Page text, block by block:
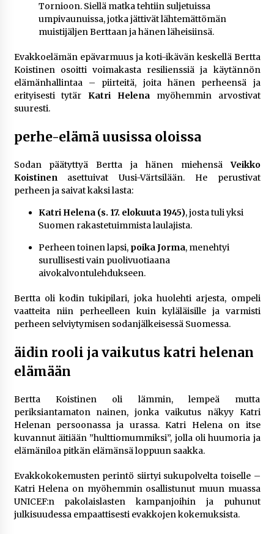
10 euron talletuskasinot ja pikamaksut: mitä
suomalaisten pelaajien on hyvä tietää
Tornioon. Siellä matka tehtiin suljetuissa
umpivaunuissa, jotka jättivät lähtemättömän
muistijäljen Berttaan ja hänen läheisiinsä.
Evakkoelämän epävarmuus ja koti-ikävän keskellä Bertta
Koistinen osoitti voimakasta resilienssiä ja käytännön
elämänhallintaa – piirteitä, joita hänen perheensä ja
erityisesti tytärKatri Helenamyöhemmin arvostivat
suuresti.
perhe-elämä uusissa oloissa
Sodan päätyttyä Bertta ja hänen miehensäVeikko
Koistinenasettuivat Uusi-Värtsilään. He perustivat
perheen ja saivat kaksi lasta:
Katri Helena (s. 17. elokuuta 1945), josta tuli yksi
Suomen rakastetuimmista laulajista.
Perheen toinen lapsi, poika Jorma, menehtyi
surullisesti vain puolivuotiaana
aivokalvontulehdukseen.
Bertta oli kodin tukipilari, joka huolehti arjesta, ompeli
vaatteita niin perheelleen kuin kyläläisille ja varmisti
perheen selviytymisen sodanjälkeisessä Suomessa.
äidin rooli ja vaikutus katri helenan
elämään
Bertta Koistinen oli lämmin, lempeä mutta
periksiantamaton nainen, jonka vaikutus näkyy Katri
Helenan persoonassa ja urassa. Katri Helena on itse
kuvannut äitiään ”hulttiomummiksi”, jolla oli huumoria ja
elämäniloa pitkän elämänsä loppuun saakka.
Evakkokokemusten perintö siirtyi sukupolvelta toiselle –
Katri Helena on myöhemmin osallistunut muun muassa
UNICEF:n pakolaislasten kampanjoihin ja puhunut
julkisuudessa empaattisesti evakkojen kokemuksista.